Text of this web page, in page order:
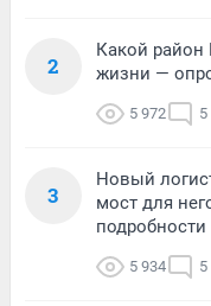
2
Какой
жизни —
5 972 5
3
Новый
мост для
подробности
5 934 5